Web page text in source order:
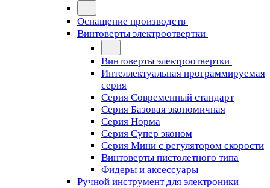
Оснащение производств
Винтоверты электроотвертки
Винтоверты электроотвертки
Интеллектуальная программируемая
серия
Серия Современный стандарт
Серия Базовая экономичная
Серия Норма
Серия Cупер эконом
Серия Мини с регулятором скорости
Винтоверты пистолетного типа
Фидеры и аксессуары
Ручной инструмент для электроники